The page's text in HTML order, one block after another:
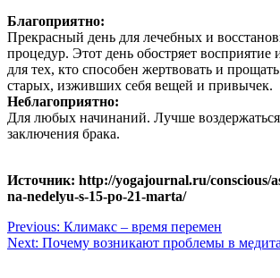
Благоприятно:
Прекрасный день для лечебных и
процедур. Этот день обостряет восприятие
для тех, кто способен жертвовать и
старых, изживших себя вещей и привычек.
Неблагоприятно:
Для любых начинаний. Лучше воздержаться
заключения брака.
Источник: http://yogajournal.ru/conscious/
na-nedelyu-s-15-po-21-marta/
Навигация
по
Previous: Климакс – время перемен
Next: Почему возникают проблемы в